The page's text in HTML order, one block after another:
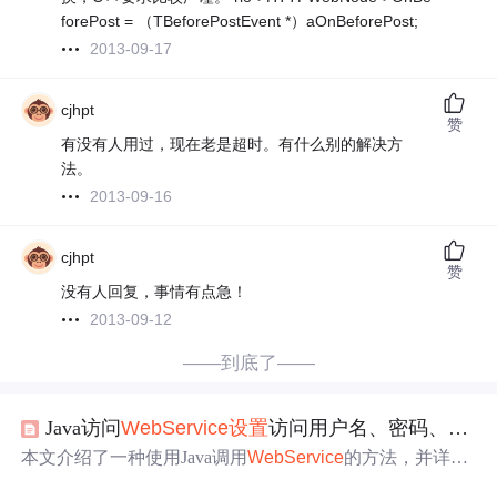
forePost = （TBeforePostEvent *）aOnBeforePost;
2013-09-17
cjhpt
有没有人用过，现在老是超时。有什么别的解决方
法。
2013-09-16
赞
cjhpt
没有人回复，事情有点急！
2013-09-12
赞
——到底了——
Java访问WebService设置访问用户名、密码、 超时
本文介绍了一种使用Java调用WebService的方法，并详细